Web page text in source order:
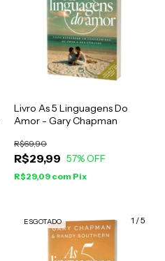
Livro As 5 Linguagens Do
Amor - Gary Chapman
R$29,99
R$69,90
57% OFF
R$29,09 com Pix
1 /5
ESGOTADO